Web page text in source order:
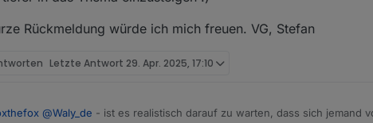
Rückmeldung würde ich mich freuen. VG, Stefan
Letzte Antwort 29. Apr. 2025, 17:10
@Waly_de - ist es realistisch darauf zu warten, dass sich jemand